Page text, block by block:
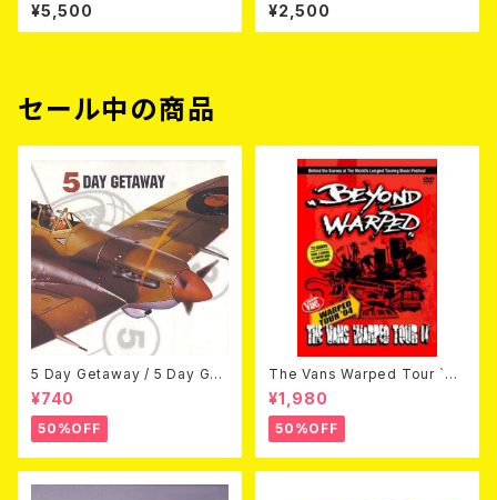
D（CD+DVD/初回限定盤）
¥5,500
OT (CD)【8月８日発売】
¥2,500
セール中の商品
5 Day Getaway / 5 Day Get
away (CDEP)
¥740
50%OFF
The Vans Warped Tour `04
Beyond Warped (国内盤DV
D)
¥1,980
50%OFF